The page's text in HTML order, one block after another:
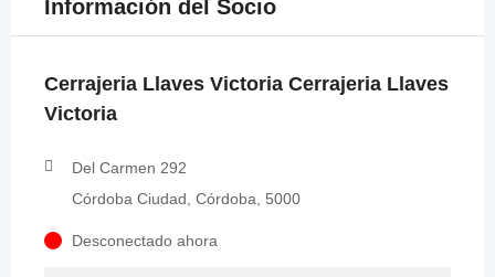
Información del Socio
Cerrajeria Llaves Victoria Cerrajeria Llaves
Victoria
Del Carmen 292
Córdoba Ciudad, Córdoba, 5000
Desconectado ahora